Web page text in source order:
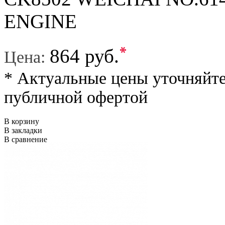
ENGINE
Цена: 864 руб.*
* Актуальные цены
публичной офертой
В корзину
В закладки
В сравнение